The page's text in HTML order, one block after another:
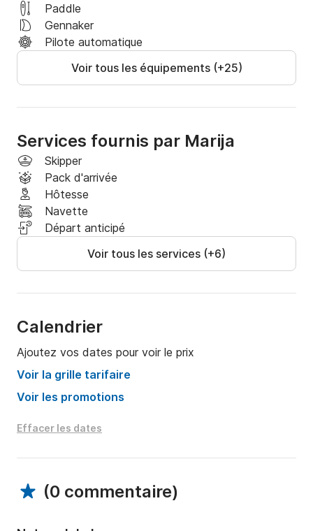
Paddle
Gennaker
Pilote automatique
Voir tous les équipements (+25)
Services fournis par Marija
Skipper
Pack d'arrivée
Hôtesse
Navette
Départ anticipé
Voir tous les services (+6)
Calendrier
Ajoutez vos dates pour voir le prix
Voir la grille tarifaire
Voir les promotions
Effacer les dates
(0 commentaire)